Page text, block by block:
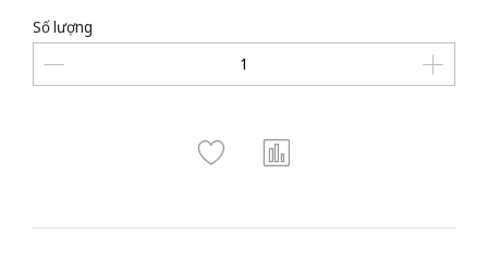
Số lượng